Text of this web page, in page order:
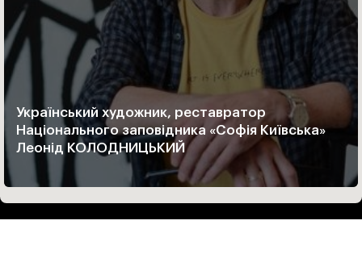
Український художник, реставратор
Національного заповідника «Софія Київська»
Леонід КОЛОДНИЦЬКИЙ